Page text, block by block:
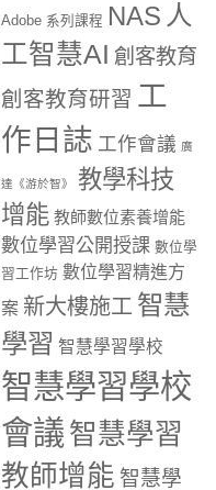
Adobe 系列課程 NAS 人
工智慧AI 創客教育
創客教育研習 工
作日誌 工作會議 廣
達《游於智》
教學科技
增能 教師數位素養增能
數位學習公開授課 數位學
習工作坊 數位學習精進方
案 新大樓施工 智慧
學習 智慧學習學校
智慧學習學校
會議 智慧學習
教師增能 智慧學